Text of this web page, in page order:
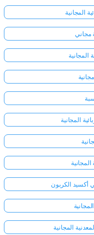
المجانية
مجاني
المجانية
المجانية
أكسيد الكربون
المجانية